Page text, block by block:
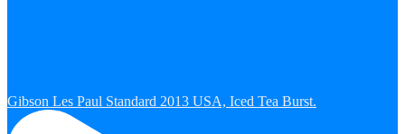
Gibson Les Paul Standard 2013 USA, Iced Tea Burst.